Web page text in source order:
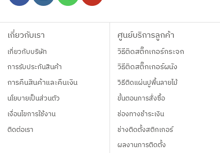
เกี่ยวกับเรา
เกี่ยวกับบริษัท
การรับประกันสินค้า
การคืนสินค้าและคืนเงิน
นโยบายเป็นส่วนตัว
เงื่อนไขการใช้งาน
ติดต่อเรา
ศูนย์บริการลูกค้า
วิธีติดสติ๊กเกอร์กระจก
วิธีติดสติ๊กเกอร์ผนัง
วิธีติดแผ่นปูพื้นลายไม้
ขั้นตอนการสั่งซื้อ
ช่องทางชำระเงิน
ช่างติดตั้งสติกเกอร์
ผลงานการติดตั้ง